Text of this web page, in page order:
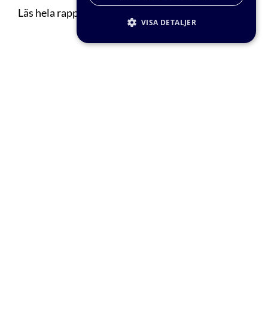
Läs hela rapporten i denna pdf
VISA DETALJER